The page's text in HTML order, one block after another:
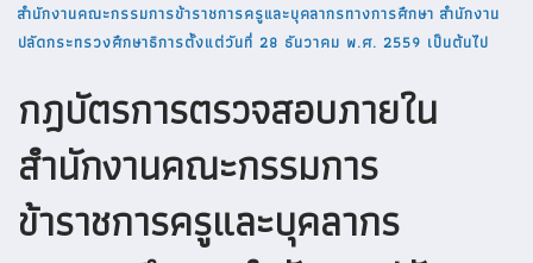
สำนักงานคณะกรรมการข้าราชการครูและบุคลากรทางการศึกษา สำนักงาน
ปลัดกระทรวงศึกษาธิการตั้งแต่วันที่ 28 ธันวาคม พ.ศ. 2559 เป็นต้นไป
กฎบัตรการตรวจสอบภายใน
สำนักงานคณะกรรมการ
ข้าราชการครูและบุคลากร